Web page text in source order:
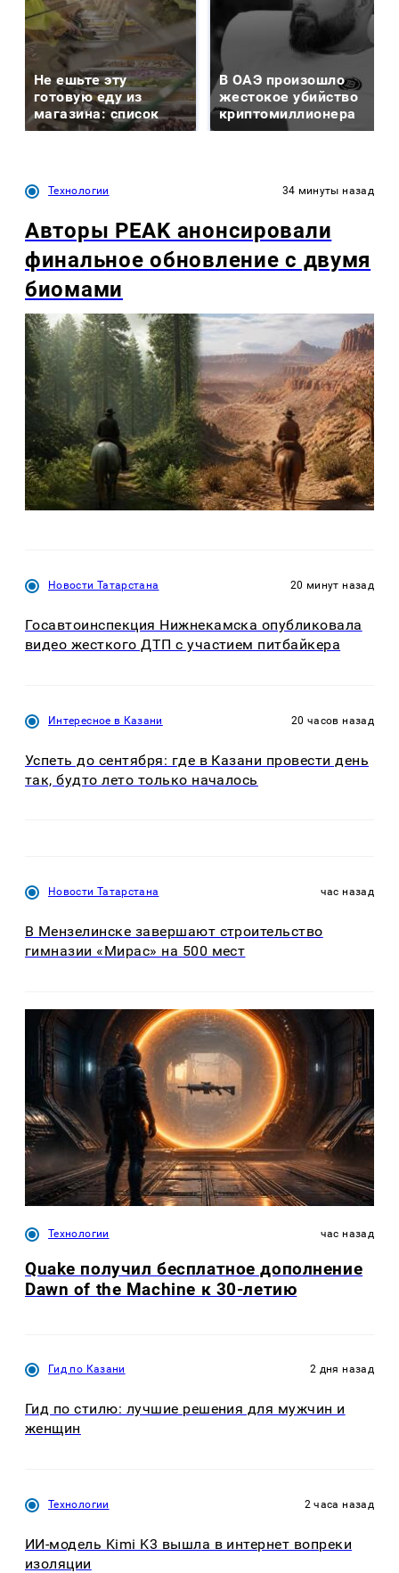
Не ешьте эту
готовую еду из
магазина: список
В ОАЭ произошло
жестокое убийство
криптомиллионера
Технологии 34 минуты назад
Авторы PEAK анонсировали
финальное обновление с двумя
биомами
Новости Татарстана 20 минут назад
Госавтоинспекция Нижнекамска опубликовала
видео жесткого ДТП с участием питбайкера
Интересное в Казани 20 часов назад
Успеть до сентября: где в Казани провести день
так, будто лето только началось
Новости Татарстана час назад
В Мензелинске завершают строительство
гимназии «Мирас» на 500 мест
Технологии час назад
Quake получил бесплатное дополнение
Dawn of the Machine к 30-летию
Гид по Казани 2 дня назад
Гид по стилю: лучшие решения для мужчин и
женщин
Технологии 2 часа назад
ИИ-модель Kimi K3 вышла в интернет вопреки
изоляции